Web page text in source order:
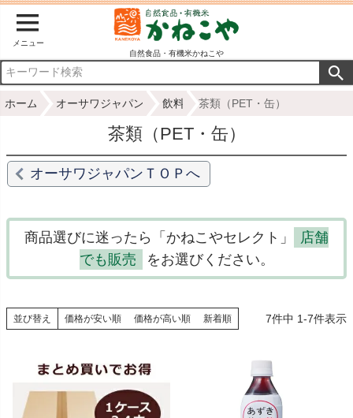
メニュー
自然食品・有機米かねこや
ホーム オーサワジャパン 飲料 茶類（PET・缶）
茶類（PET・缶）
オーサワジャパンＴＯＰへ
商品選びに迷ったら「かねこやセレクト」
店舗
でも販売
をお選びください。
並び替え 価格が安い順 価格が高い順 新着順 7件中 1-7件表示